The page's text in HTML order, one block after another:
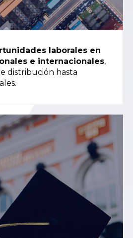
laborales en
e internacionales,
distribución hasta